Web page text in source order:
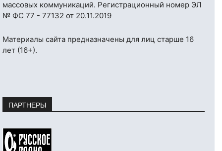
массовых коммуникаций. Регистрационный номер ЭЛ
№ ФС 77 - 77132 от 20.11.2019
Материалы сайта предназначены для лиц старше 16
лет (16+).
ПАРТНЕРЫ